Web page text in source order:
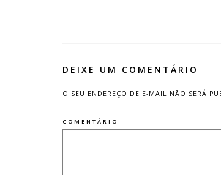
DEIXE UM COMENTÁRIO
O SEU ENDEREÇO DE E-MAIL NÃO SERÁ
COMENTÁRIO